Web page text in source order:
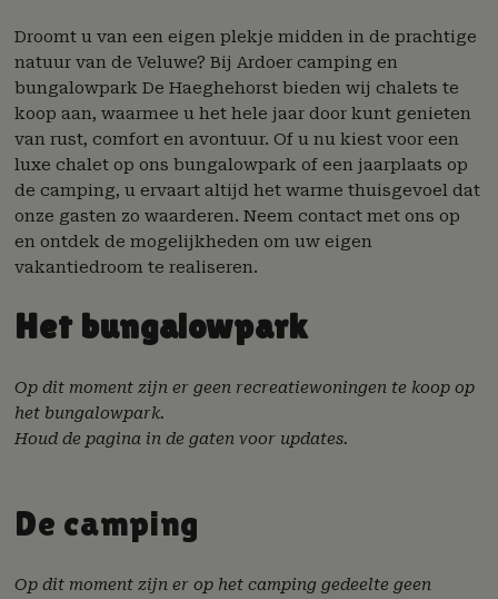
Droomt u van een eigen plekje midden in de prachtige
natuur van de Veluwe? Bij Ardoer camping en
bungalowpark De Haeghehorst bieden wij chalets te
koop aan, waarmee u het hele jaar door kunt genieten
van rust, comfort en avontuur. Of u nu kiest voor een
luxe chalet op ons bungalowpark of een jaarplaats op
de camping, u ervaart altijd het warme thuisgevoel dat
onze gasten zo waarderen. Neem contact met ons op
en ontdek de mogelijkheden om uw eigen
vakantiedroom te realiseren.
Het bungalowpark
Op dit moment zijn er geen recreatiewoningen te koop op
het bungalowpark.
Houd de pagina in de gaten voor updates.
De camping
Op dit moment zijn er op het camping gedeelte geen